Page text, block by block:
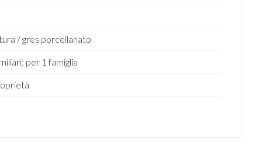
/ gres porcellanato
per 1 famiglia